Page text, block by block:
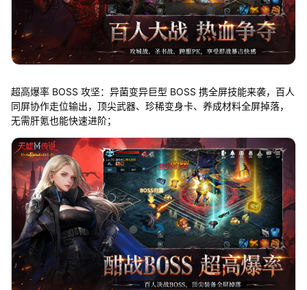
超高爆率 BOSS 攻坚：异菌变异巨型 BOSS 携全屏技能来袭，百人
同屏协作走位输出，顶尖武器、珍稀变身卡、养成材料全屏掉落，
无需肝氪也能快速进阶；